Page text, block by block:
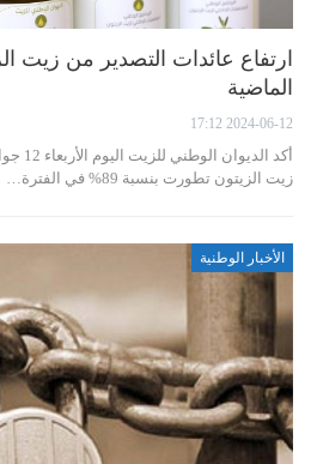
ارتفاع عائدات التصدير من زيت
الماضية
2024-06-12 17:12
زيت الزيتون تطورت بنسبة 89% في الفترة…
الأخبار الوطنية